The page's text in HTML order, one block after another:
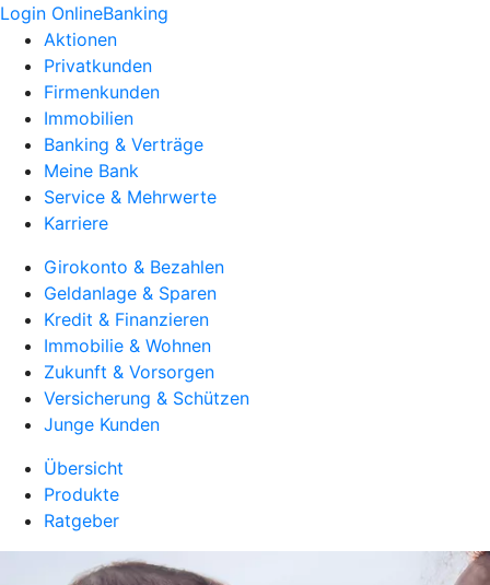
Login OnlineBanking
Aktionen
Privatkunden
Firmenkunden
Immobilien
Banking & Verträge
Meine Bank
Service & Mehrwerte
Karriere
Girokonto & Bezahlen
Geldanlage & Sparen
Kredit & Finanzieren
Immobilie & Wohnen
Zukunft & Vorsorgen
Versicherung & Schützen
Junge Kunden
Übersicht
Produkte
Ratgeber